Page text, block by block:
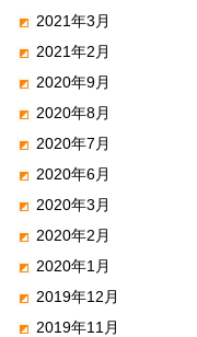
2021年3月
2021年2月
2020年9月
2020年8月
2020年7月
2020年6月
2020年3月
2020年2月
2020年1月
2019年12月
2019年11月